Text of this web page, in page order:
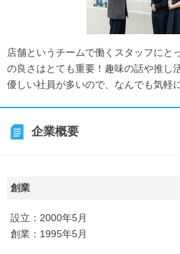
店舗というチームで働くスタッフにと
の良さはとても重要！趣味の話や推し
優しい社員が多いので、なんでも気軽
企業概要
創業
設立：2000年5月
創業：1995年5月